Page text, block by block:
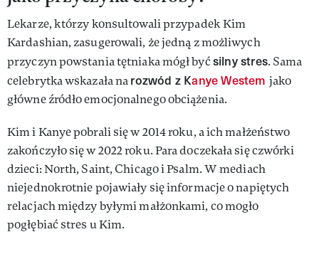
Lekarze, którzy konsultowali przypadek Kim
Kardashian, zasugerowali, że jedną z możliwych
przyczyn powstania tętniaka mógł byćsilny stres. Sama
celebrytka wskazała narozwód z Kanye Westem jako
główne źródło emocjonalnego obciążenia.
Kim i Kanye pobrali się w 2014 roku, a ich małżeństwo
zakończyło się w 2022 roku. Para doczekała się czwórki
dzieci: North, Saint, Chicago i Psalm. W mediach
niejednokrotnie pojawiały się informacje o napiętych
relacjach między byłymi małżonkami, co mogło
pogłębiać stres u Kim.